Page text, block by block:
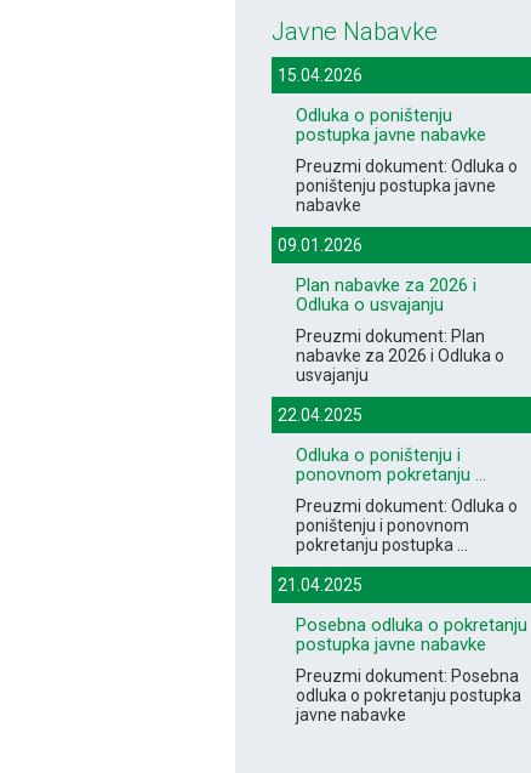
Javne Nabavke
15.04.2026
Odluka o poništenju
postupka javne nabavke
Preuzmi dokument: Odluka o
poništenju postupka javne
nabavke
09.01.2026
Plan nabavke za 2026 i
Odluka o usvajanju
Preuzmi dokument: Plan
nabavke za 2026 i Odluka o
usvajanju
22.04.2025
Odluka o poništenju i
ponovnom pokretanju ...
Preuzmi dokument: Odluka o
poništenju i ponovnom
pokretanju postupka ...
21.04.2025
Posebna odluka o pokretanju
postupka javne nabavke
Preuzmi dokument: Posebna
odluka o pokretanju postupka
javne nabavke